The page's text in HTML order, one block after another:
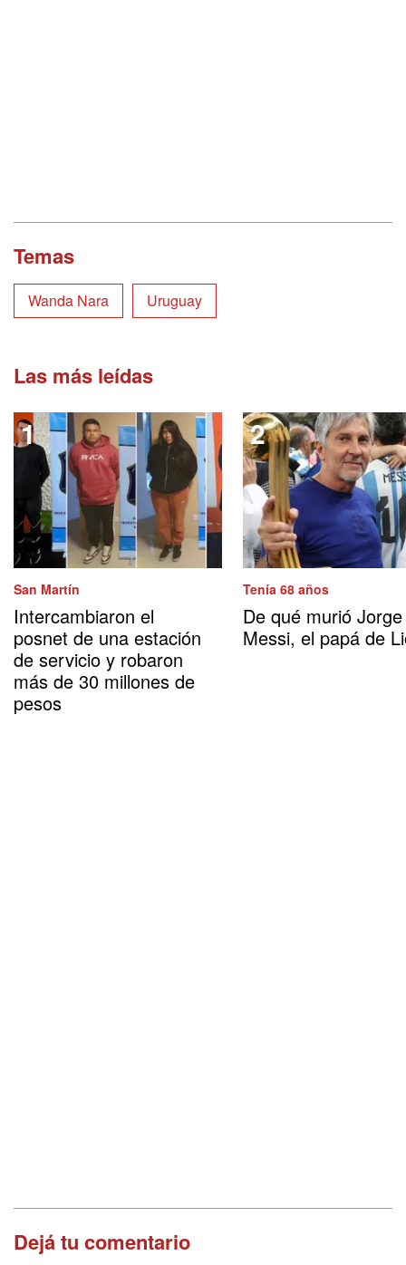
Temas
Wanda Nara Uruguay
Las más leídas
San Martín
Intercambiaron el
posnet de una estación
de servicio y robaron
más de 30 millones de
pesos
Tenía 68 años
De qué murió Jorge
Messi, el papá de
Dejá tu comentario